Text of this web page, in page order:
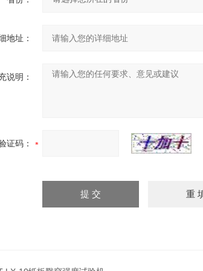
地址：
说明：
证码：